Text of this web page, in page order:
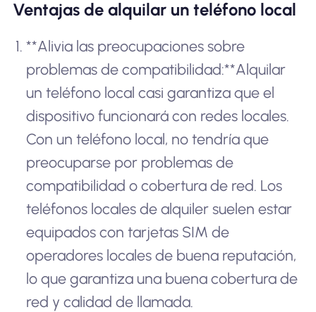
Ventajas de alquilar un teléfono local
**Alivia las preocupaciones sobre
problemas de compatibilidad:**Alquilar
un teléfono local casi garantiza que el
dispositivo funcionará con redes locales.
Con un teléfono local, no tendría que
preocuparse por problemas de
compatibilidad o cobertura de red. Los
teléfonos locales de alquiler suelen estar
equipados con tarjetas SIM de
operadores locales de buena reputación,
lo que garantiza una buena cobertura de
red y calidad de llamada.